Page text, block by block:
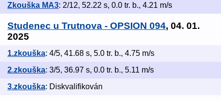
Zkouška MA3: 2/12, 52.22 s, 0.0 tr. b., 4.21 m/s
Studenec u Trutnova - OPSION 094, 04. 01.
2025
1.zkouška: 4/5, 41.68 s, 5.0 tr. b., 4.75 m/s
2.zkouška: 3/5, 36.97 s, 0.0 tr. b., 5.11 m/s
3.zkouška: Diskvalifikován